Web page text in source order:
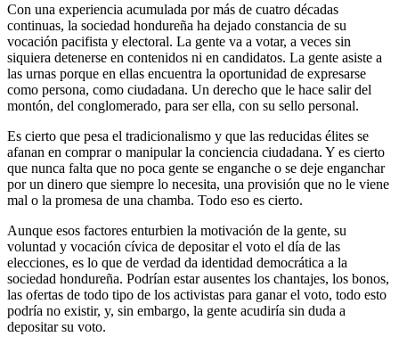
Con una experiencia acumulada por más de cuatro décadas
continuas, la sociedad hondureña ha dejado constancia de su
vocación pacifista y electoral. La gente va a votar, a veces sin
siquiera detenerse en contenidos ni en candidatos. La gente asiste a
las urnas porque en ellas encuentra la oportunidad de expresarse
como persona, como ciudadana. Un derecho que le hace salir del
montón, del conglomerado, para ser ella, con su sello personal.
Es cierto que pesa el tradicionalismo y que las reducidas élites se
afanan en comprar o manipular la conciencia ciudadana. Y es cierto
que nunca falta que no poca gente se enganche o se deje enganchar
por un dinero que siempre lo necesita, una provisión que no le viene
mal o la promesa de una chamba. Todo eso es cierto.
Aunque esos factores enturbien la motivación de la gente, su
voluntad y vocación cívica de depositar el voto el día de las
elecciones, es lo que de verdad da identidad democrática a la
sociedad hondureña. Podrían estar ausentes los chantajes, los bonos,
las ofertas de todo tipo de los activistas para ganar el voto, todo esto
podría no existir, y, sin embargo, la gente acudiría sin duda a
depositar su voto.